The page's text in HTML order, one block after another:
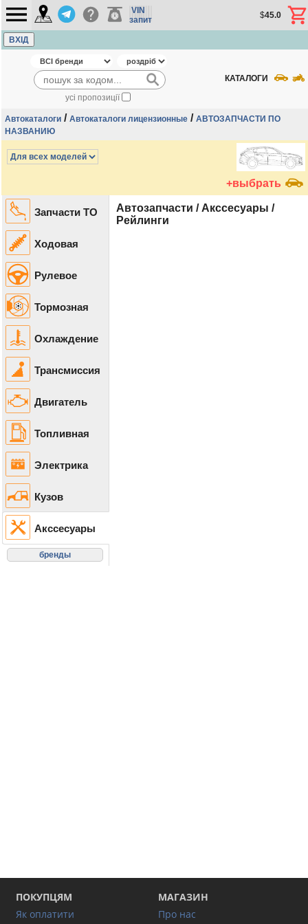
VIN
запит
$45.0
ВХІД
усі пропозиції
КАТАЛОГИ
Автокаталоги / Автокаталоги лицензионные / АВТОЗАПЧАСТИ ПО
НАЗВАНИЮ
+выбрать
Запчасти ТО
Ходовая
Рулевое
Тормозная
Охлаждение
Трансмиссия
Двигатель
Топливная
Электрика
Кузов
Акссесуары
Автозапчасти / Акссесуары /
Рейлинги
ПОКУПЦЯМ
Як оплатити
МАГАЗИН
Про нас